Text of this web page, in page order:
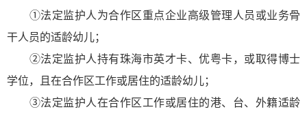
①法定监护人为合作区重点企业高级管理人员或业务骨
干人员的适龄幼儿；
②法定监护人持有珠海市英才卡、优粤卡，或取得博士
学位，且在合作区工作或居住的适龄幼儿；
③法定监护人在合作区工作或居住的港、台、外籍适龄